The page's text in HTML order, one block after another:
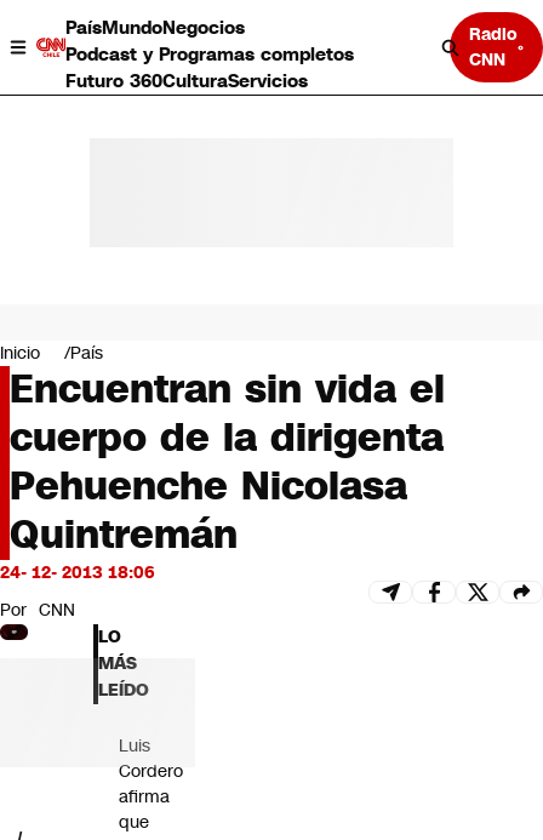
PaísMundoNegocios
Podcast y Programas completos
Futuro 360CulturaServicios
Radio
CNN
Negocios
Deportes
Programas completos
Cultura
Servicios
Bits
CNN tiempo
Futuro 360
Inicio País
Encuentran sin vida el
cuerpo de la dirigenta
Pehuenche Nicolasa
Quintremán
24- 12- 2013 18:06
Por CNN
LO
MÁS
LEÍDO
Luis
Cordero
afirma
que